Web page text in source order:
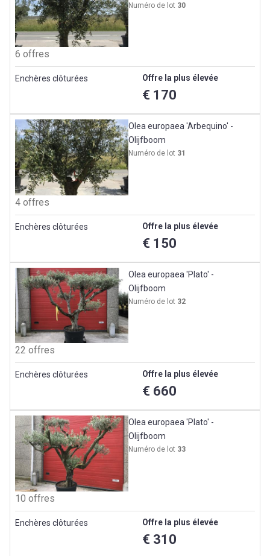
Numéro de lot 30
6 offres
Enchères clôturées Offre la plus élevée
€ 170
Olea europaea 'Arbequino' -
Olijfboom
Numéro de lot 31
4 offres
Enchères clôturées Offre la plus élevée
€ 150
Olea europaea 'Plato' -
Olijfboom
Numéro de lot 32
22 offres
Enchères clôturées Offre la plus élevée
€ 660
Olea europaea 'Plato' -
Olijfboom
Numéro de lot 33
10 offres
Enchères clôturées Offre la plus élevée
€ 310